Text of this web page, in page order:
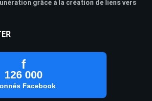
grâce à la création de liens vers
f
126 000
Facebook